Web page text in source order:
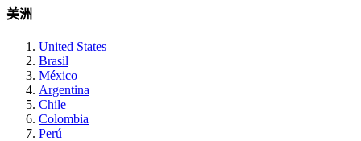
美洲
United States
Brasil
México
Argentina
Chile
Colombia
Perú